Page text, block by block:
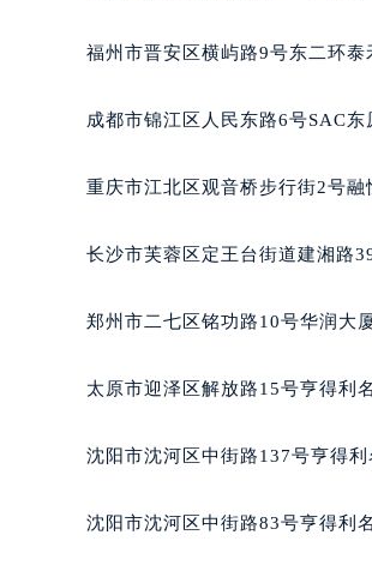
黑龙江省绥化市
吉林省白城市洮
吉林省吉林市船
吉林省梅河口市
吉林省松原市宁
吉林省延边市延
辽宁省本溪市平
辽宁省丹东市振
福州市晋安区横屿路9号东二环泰
成都市锦江区人民东路6号SAC
重庆市江北区观音桥步行街2号融
长沙市芙蓉区定王台街道建湘路
郑州市二七区铭功路10号华润大
太原市迎泽区解放路15号亨得利
沈阳市沈河区中街路137号亨得
沈阳市沈河区中街路83号亨得利